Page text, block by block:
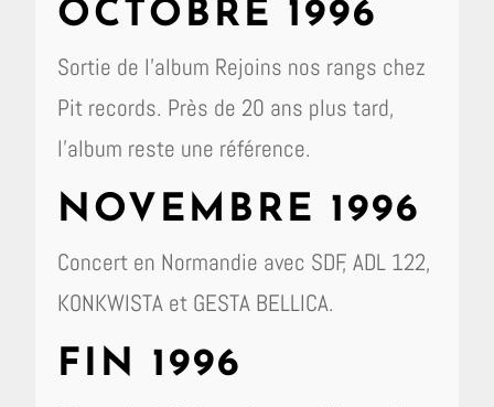
OCTOBRE 1996
Sortie de l’album Rejoins nos rangs chez
Pit records. Près de 20 ans plus tard,
l’album reste une référence.
NOVEMBRE 1996
Concert en Normandie avec SDF, ADL 122,
KONKWISTA et GESTA BELLICA.
FIN 1996